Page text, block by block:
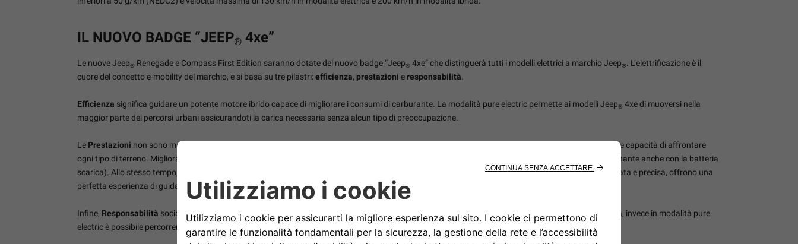
IL NUOVO BADGE “JEEP® 4xe”
Le nuove Jeep® Renegade e Compass First Edition saranno dotate del nuovo badge “Jeep® 4xe” che distinguerà tutti i modelli elettrici a marchio Jeep®. L’elettrificazione è il
cuore del concetto e-mobility del marchio, e si basa su tre pilastri:efficienza, prestazioni e responsabilità.
Efficienza significa guidare un potente motore ibrido capace di migliorare i consumi di carburante. La modalità pure electric permette ai modelli Jeep® 4xe di muoversi nella
maggior parte dei percorsi urbani assicurandoti la carica necessaria senza alcun tipo di preoccupazione.
Le Prestazioni non sono mai in secondo piano. I modelli Jeep
4xe garantiscono una migliore efficienza nell’utilizzo del carburante lasciando intatte le capacità di affrontare
ogni tipo di terreno. Migliorano anche l’esperienza di guida (fino a 240 CV) e i livelli di sicurezza con l’immancabile trazione 4x4 (perfettamente funzionante anche con la batteria
scarica). Allo stesso tempo, la potenza maggiorata e la coppia migliorata dalla presenza del motore elettrico, unita a una coppia in uscita più controllata e precisa, offrono una
perfetta esperienza di guida 4x4 su ogni terreno per vivere le più estreme avventure off-road.
Infine, Responsabilità sociale e ambientale: grazie alla tecnologia plug-in hybrid electric, le emissioni di CO 2 sono inferiori ai 50 g/km in modalità ibrida, invece in modalità pure
electric è possibile percorrere fino a 50 km in totale autonomia senza produrre alcun tipo di emissione.